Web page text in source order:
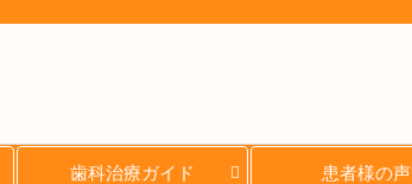
歯科治療ガイド 患者様の声